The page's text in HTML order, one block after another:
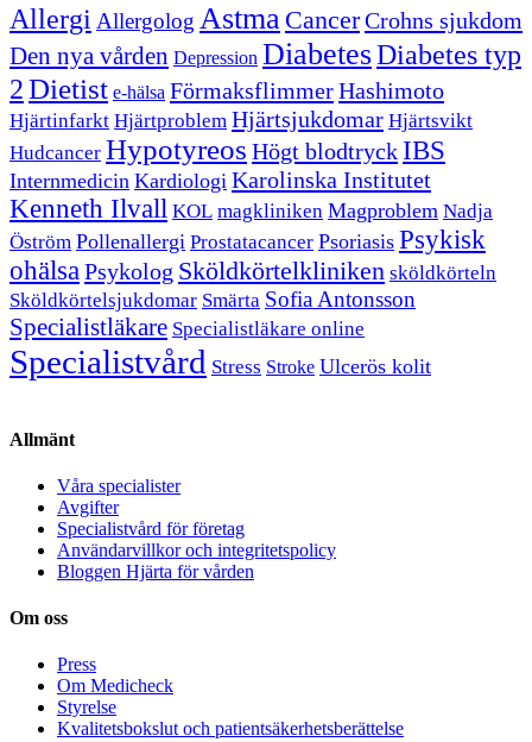
AllergiAllergolog Astma CancerCrohns sjukdom
Den nya vården Depression DiabetesDiabetes typ
2Dietist e-hälsa FörmaksflimmerHashimoto
Hjärtinfarkt Hjärtproblem Hjärtsjukdomar Hjärtsvikt
Hudcancer Hypotyreos Högt blodtryckIBS
Internmedicin Kardiologi Karolinska Institutet
Kenneth Ilvall KOL magkliniken Magproblem Nadja
Öström Pollenallergi Prostatacancer Psoriasis Psykisk
ohälsaPsykolog Sköldkörtelkliniken sköldkörteln
Sköldkörtelsjukdomar Smärta Sofia Antonsson
Specialistläkare Specialistläkare online
Specialistvård Stress Stroke Ulcerös kolit
Allmänt
Våra specialister
Avgifter
Specialistvård för företag
Användarvillkor och integritetspolicy
Bloggen Hjärta för vården
Om oss
Press
Om Medicheck
Styrelse
Kvalitetsbokslut och patientsäkerhetsberättelse